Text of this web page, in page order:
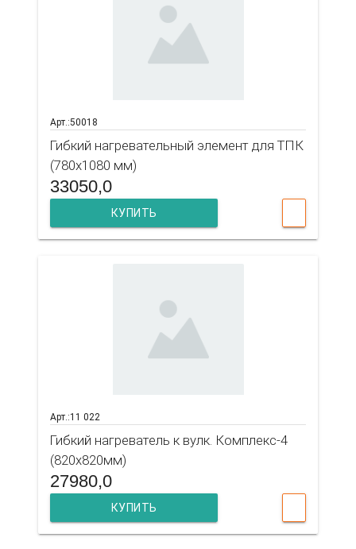
Арт.:50018
Гибкий нагревательный элемент для ТПК
(780х1080 мм)
33050,0
КУПИТЬ
Арт.:11 022
Гибкий нагреватель к вулк. Комплекс-4
(820х820мм)
27980,0
КУПИТЬ